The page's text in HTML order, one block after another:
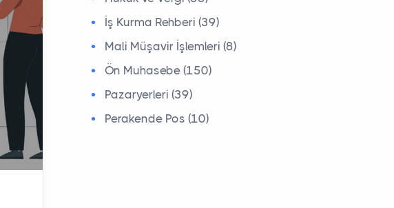
İş Kurma Rehberi (39)
Mali Müşavir İşlemleri (8)
Ön Muhasebe (150)
Pazaryerleri (39)
Perakende Pos (10)